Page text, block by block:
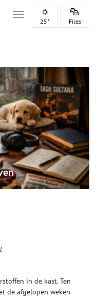
Toggle navigation
25° Files
in de kast. Ten
de afgelopen weken